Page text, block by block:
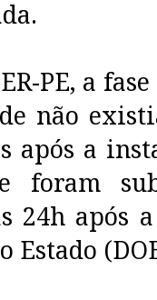
PE, a
não
após a
foram
24h após
Estado